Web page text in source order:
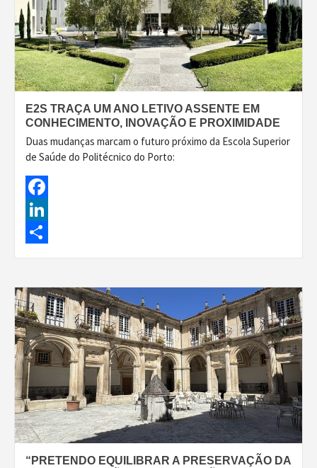
E2S TRAÇA UM ANO LETIVO ASSENTE EM
CONHECIMENTO, INOVAÇÃO E PROXIMIDADE
Duas mudanças marcam o futuro próximo da Escola Superior
de Saúde do Politécnico do Porto:
Facebook
LinkedIn
Share
“PRETENDO EQUILIBRAR A PRESERVAÇÃO DA